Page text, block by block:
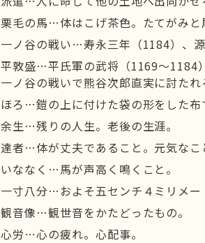
栗毛の馬…体はこげ茶色。たてがみと
一ノ谷の戦い…寿永三年（1184）、
平敦盛…平氏軍の武将（1169～1184
一ノ谷の戦いで熊谷次郎直実に討たれ
ほろ…鎧の上に付けた袋の形をした布
余生…残りの人生。老後の生涯。
達者…体が丈夫であること。元気なこ
いななく…馬が声高く鳴くこと。
一寸八分…およそ五センチ４ミリメー
観音像…観世音をかたどったもの。
心労…心の疲れ。心配事。